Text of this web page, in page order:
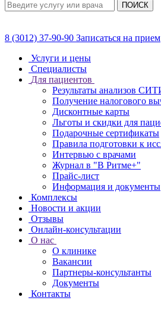
ПОИСК
8 (3012) 37-90-90 Записаться на прием
Услуги и цены
Специалисты
Для пациентов
Результаты анализов
Получение налогового
Дисконтные карты
Льготы и скидки для
Подарочные сертификаты
Правила подготовки к
Интервью с врачами
Журнал в "В Ритме+"
Прайс-лист
Информация и документы
Комплексы
Новости и акции
Отзывы
Онлайн-консультации
О нас
О клинике
Вакансии
Партнеры-консультанты
Документы
Контакты